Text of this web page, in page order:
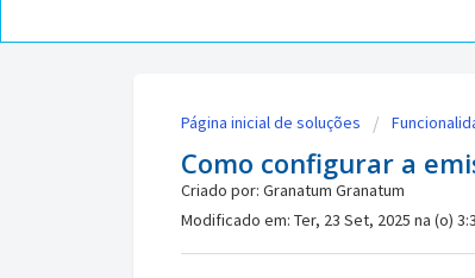
Página inicial de soluções
Como configurar a
Criado por: Granatum Granatum
Modificado em: Ter, 23 Set, 2025 na (o)